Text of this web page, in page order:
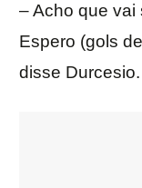
– Acho que vai
Espero (gols
disse Durcesio.